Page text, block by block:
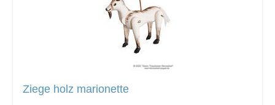
Ziege holz marionette